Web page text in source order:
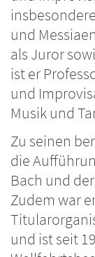
und
als Juror
ist er
und
Musik und
Zu seinen
die
Bach und
Zudem war
und ist seit